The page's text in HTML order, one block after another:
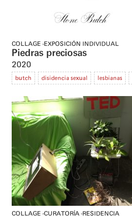
COLLAGE EXPOSICIÓN INDIVIDUAL
Piedras preciosas
2020
butch disidencia sexual lesbianas
COLLAGE CURATORÍA RESIDENCIA